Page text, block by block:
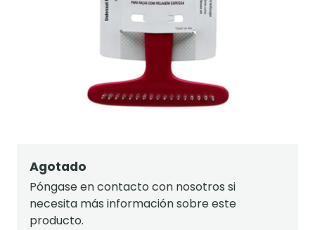
Agotado
Póngase en contacto con nosotros si
necesita más información sobre este
producto.